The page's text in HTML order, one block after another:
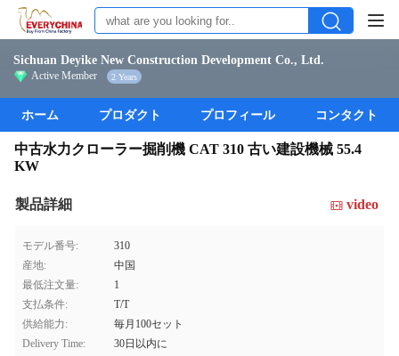
Sichuan Deyike New Construction Development Co., Ltd.
Active Member 2 Years
ホーム プロダクト プロフィール コンタクト
中古水力クローラー掘削機 CAT 310 古い建設機械 55.4
KW
製品詳細 video
モデル番号:
310
産地:
中国
最低注文量:
1
支払条件:
T/T
供給能力:
毎月100セット
Delivery Time:
30日以内に